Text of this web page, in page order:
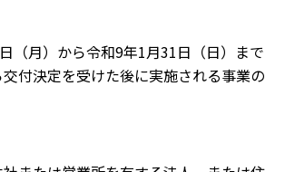
（月）から令和9年1月31日（日）まで
交付決定を受けた後に実施される事業の